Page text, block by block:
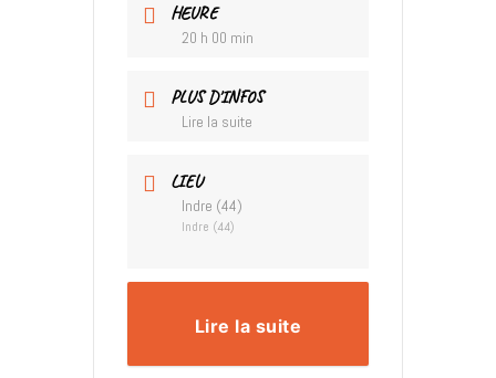
HEURE
20 h 00 min
PLUS D'INFOS
Lire la suite
LIEU
Indre (44)
Indre (44)
Lire la suite